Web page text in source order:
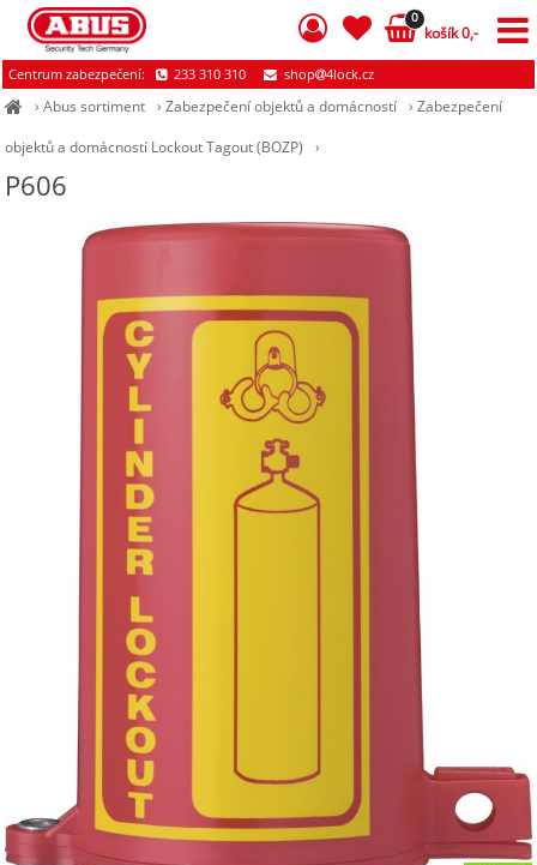
›Abus sortiment ›Zabezpečení objektů a domácností ›Zabezpečení
objektů a domácností Lockout Tagout (BOZP)
›
P606
0
košík 0,-
Centrum zabezpečení: 233 310 310 shop 4lock.cz